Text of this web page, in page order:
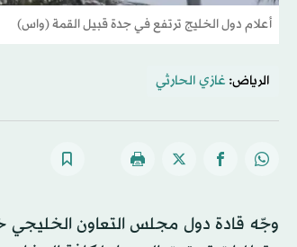
أعلام دول الخليج ترتفع في جدة قبيل القمة (واس)
الرياض: غازي الحارثي
وجّه قادة دول مجلس التعاون الخليجي